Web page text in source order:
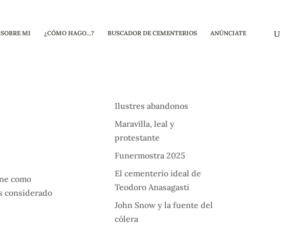
SOBRE MI ¿CÓMO HAGO…? BUSCADOR DE CEMENTERIOS ANÚNCIATE
como
considerado
Ilustres abandonos
Maravilla, leal y
protestante
Funermostra 2025
El cementerio ideal de
Teodoro Anasagasti
John Snow y la fuente del
cólera